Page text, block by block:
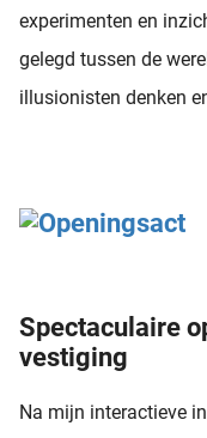
experimenten en
gelegd tussen de
illusionisten denken
Spectaculaire
vestiging
Na mijn interactieve
op
de
Hierdoor